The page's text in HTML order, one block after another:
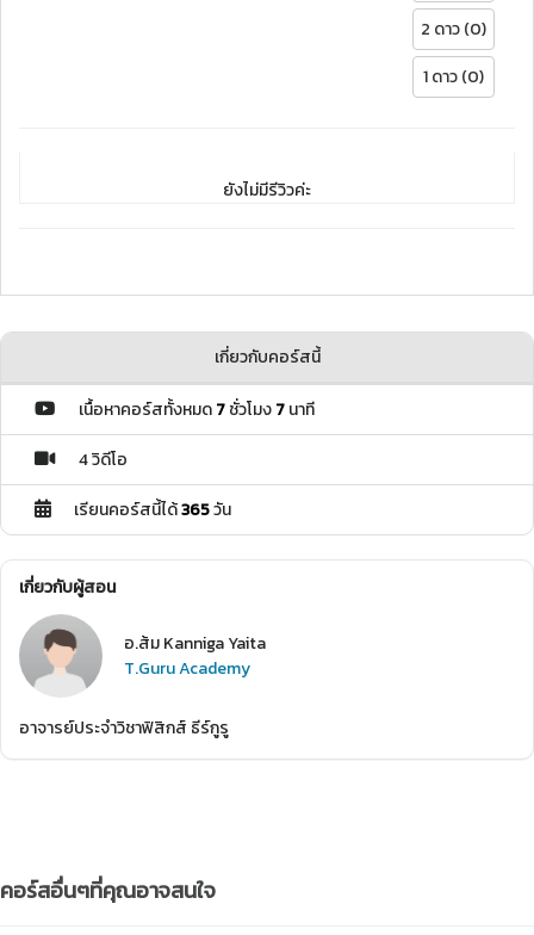
2 ดาว (0)
1 ดาว (0)
ยังไม่มีรีวิวค่ะ
เกี่ยวกับคอร์สนี้
เนื้อหาคอร์สทั้งหมด7ชั่วโมง7นาที
4 วิดีโอ
เรียนคอร์สนี้ได้365วัน
เกี่ยวกับผู้สอน
อ.ส้ม Kanniga Yaita
T.Guru Academy
อาจารย์ประจำวิชาฟิสิกส์ ธีร์กูรู
คอร์สอื่นๆที่คุณอาจสนใจ